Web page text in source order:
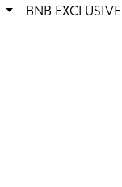
BNB EXCLUSIVE